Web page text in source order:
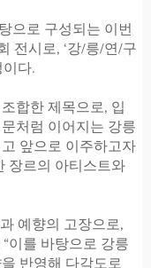
으로 구성되는 이번
전시로, ‘강/릉/연/구
이다.
조합한 제목으로, 입
처럼 이어지는 강릉
앞으로 이주하고자
장르의 아티스트와
예향의 고장으로,
이를 바탕으로 강릉
반영해 다각도로